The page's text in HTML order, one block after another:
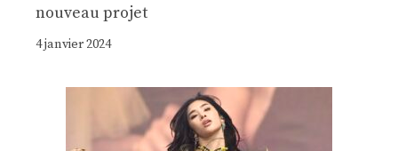
nouveau projet
4 janvier 2024